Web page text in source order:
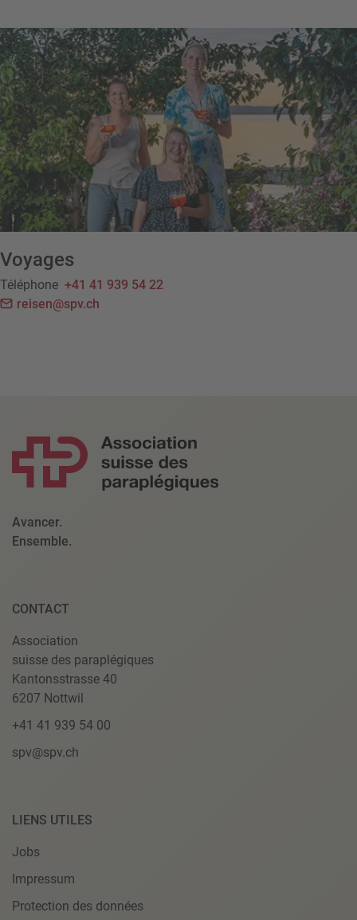
Voyages
Téléphone +41 41 939 54 22
reisen@spv.ch
Avancer.
Ensemble.
CONTACT
Association
suisse des paraplégiques
Kantonsstrasse 40
6207 Nottwil
+41 41 939 54 00
spv@spv.ch
LIENS UTILES
Jobs
Impressum
Protection des données